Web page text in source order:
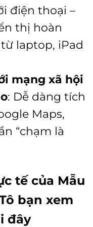
điện thoại –
thị hoàn
laptop, iPad
mạng xã hội
: Dễ dàng tích
Maps,
“chạm là
tế của Mẫu
bạn xem
đây